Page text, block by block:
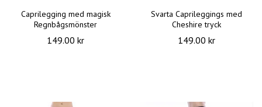
Caprilegging med magisk
Regnbågsmönster
149.00 kr
Svarta Caprileggings med
Cheshire tryck
149.00 kr